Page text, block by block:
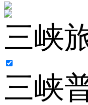
三峡
三峡